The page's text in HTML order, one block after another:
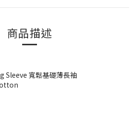
商品描述
Sleeve 寬鬆基礎薄長袖